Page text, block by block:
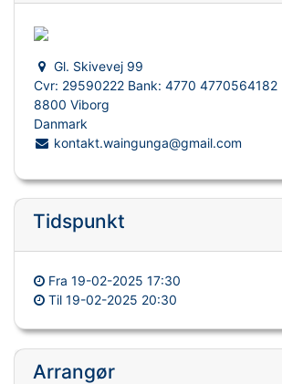
Gl. Skivevej 99
Cvr: 29590222 Bank: 4770 4770564182
8800 Viborg
Danmark
kontakt.waingunga@gmail.com
Tidspunkt
Fra 19-02-2025 17:30
Til 19-02-2025 20:30
Arrangør